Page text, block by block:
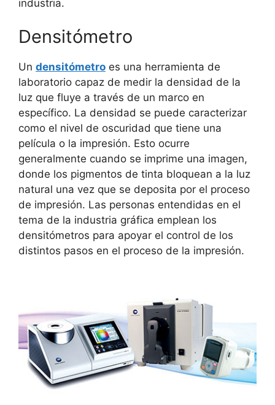
industria.
Densitómetro
Un densitómetro es una herramienta de
laboratorio capaz de medir la densidad de la
luz que fluye a través de un marco en
específico. La densidad se puede caracterizar
como el nivel de oscuridad que tiene una
película o la impresión. Esto ocurre
generalmente cuando se imprime una imagen,
donde los pigmentos de tinta bloquean a la luz
natural una vez que se deposita por el proceso
de impresión. Las personas entendidas en el
tema de la industria gráfica emplean los
densitómetros para apoyar el control de los
distintos pasos en el proceso de la impresión.